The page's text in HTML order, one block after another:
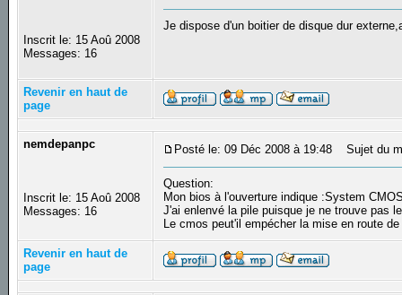
Inscrit le: 15 Aoû 2008
Messages: 16
Je dispose d'un boitier de disque dur
Revenir en haut de
page
nemdepanpc
Inscrit le: 15 Aoû 2008
Messages: 16
Posté le: 09 Déc 2008 à 19:48 Sujet du
Question:
Mon bios à l'ouverture indique :System
J'ai enlenvé la pile puisque je ne trouve pas
Le cmos peut'il empécher la mise en route
Revenir en haut de
page